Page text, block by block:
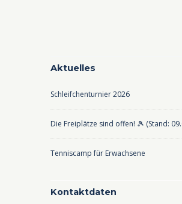
Aktuelles
Schleifchenturnier 2026
Die Freiplätze sind offen! 🎾 (Stand:
Tenniscamp für Erwachsene
Kontaktdaten